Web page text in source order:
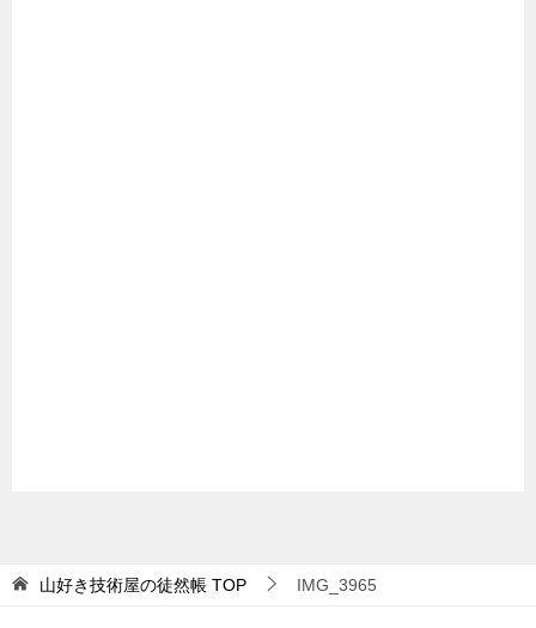
山好き技術屋の徒然帳 TOP IMG_3965